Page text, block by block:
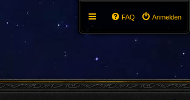
Anmelden
FAQ